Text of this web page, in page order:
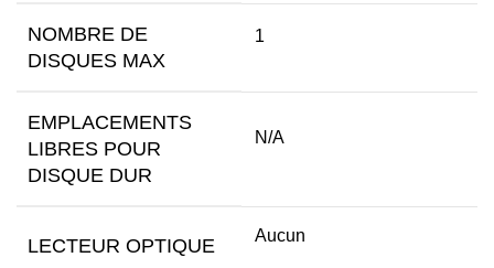
NOMBRE DE
DISQUES MAX
1
EMPLACEMENTS
LIBRES POUR
DISQUE DUR
N/A
LECTEUR OPTIQUE Aucun